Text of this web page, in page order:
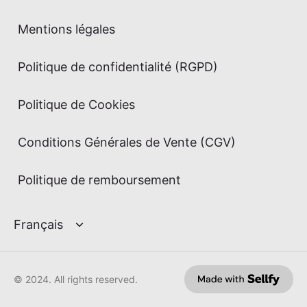
Mentions légales
Politique de confidentialité (RGPD)
Politique de Cookies
Conditions Générales de Vente (CGV)
Politique de remboursement
© 2024. All rights reserved.